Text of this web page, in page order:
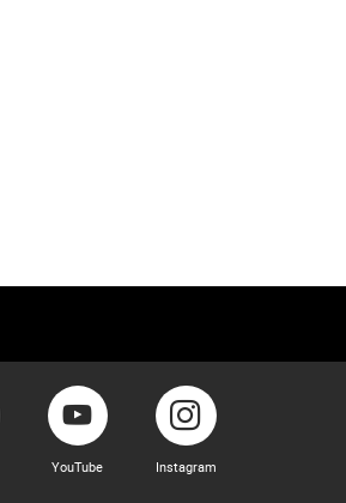
YouTube Instagram